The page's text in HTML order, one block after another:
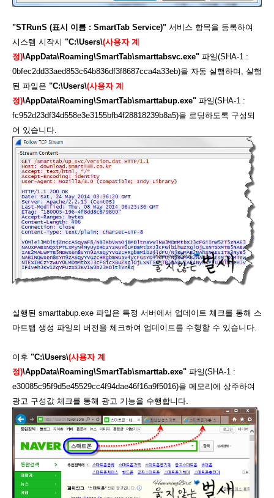
"STRunS (표시 이름 : SmartTab Service)" 서비스 항목을 등록하여
시스템 시작시 "C:\Users\(사용자 계
정)\AppData\Roaming\SmartTab\smarttabsvc.exe" 파일(SHA-1 :
0bfec2dd33aed853c64b836df3f8687cca4a33eb)을 자동 실행하며, 실행
된 파일은 "C:\Users\(사용자 계
정)\AppData\Roaming\SmartTab\smarttabup.exe" 파일(SHA-1 :
fc952d23df34d558e3e3155bfb4f28818239b8a5)을 로딩하도록 구성되
어 있습니다.
실행된 smarttabup.exe 파일은 특정 서버에서 업데이트 체크를 통해 스
마트탭 생성 파일의 버전을 체크하여 업데이트를 수행할 수 있습니다.
이후 "C:\Users\(사용자 계
정)\AppData\Roaming\SmartTab\smarttab.exe" 파일(SHA-1 :
e30085c95f9d5e45529cc4f94dae46f16a9f5016)을 메모리에 상주하여
광고 구성값 체크를 통해 광고 기능을 수행합니다.